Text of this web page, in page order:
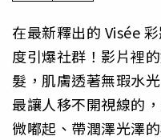
在最新釋出的 Visée
度引爆社群！影片裡
髮，肌膚透著無瑕水
最讓人移不開視線的
微嘟起、帶潤澤光澤